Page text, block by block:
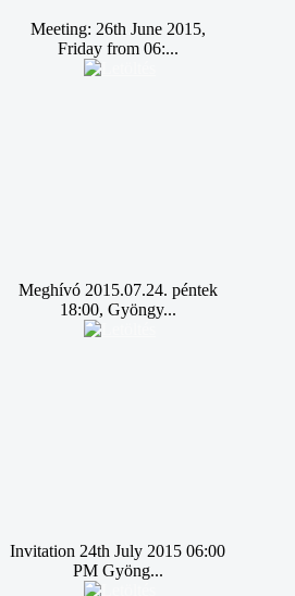
Meeting: 26th June 2015,
Friday from 06:...
Meghívó 2015.07.24. péntek
18:00, Gyöngy...
Invitation 24th July 2015 06:00
PM Gyöng...